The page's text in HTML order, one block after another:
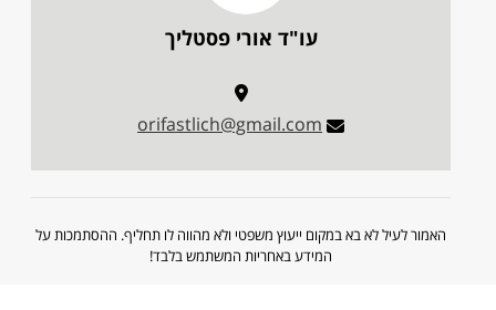
עו"ד אורי פסטליך
orifastlich@gmail.com
האמור לעיל לא בא במקום ייעוץ משפטי ולא מהווה לו תחליף. ההסתמכות על
המידע באחריות המשתמש בלבד!